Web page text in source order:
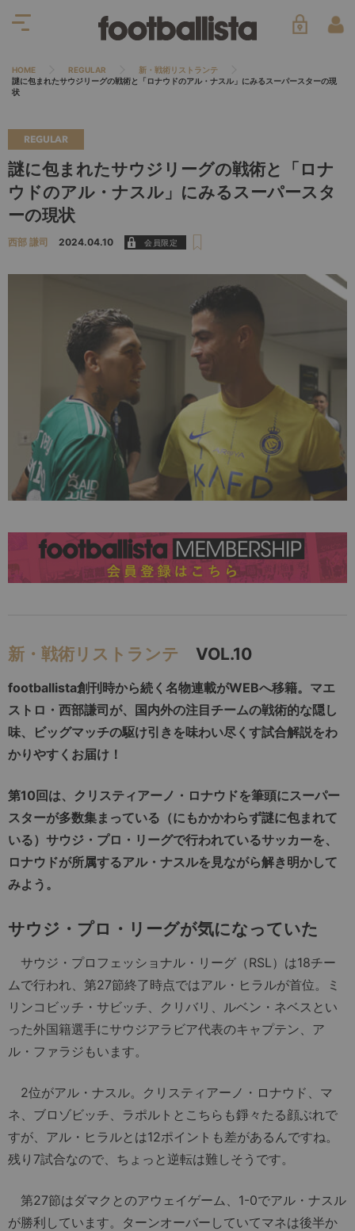
HOME REGULAR
新・戦術リストランテ
謎に包まれたサウジリーグの戦術と「ロナウドのアル・ナスル」にみるスーパースターの現
状
REGULAR
謎に包まれたサウジリーグの戦術と「ロナ
ウドのアル・ナスル」にみるスーパースタ
ーの現状
西部 謙司 2024.04.10
新・戦術リストランテ VOL.10
footballista創刊時から続く名物連載がWEBへ移籍。マエ
ストロ・西部謙司が、国内外の注目チームの戦術的な隠し
味、ビッグマッチの駆け引きを味わい尽くす試合解説をわ
かりやすくお届け！
第10回は、クリスティアーノ・ロナウドを筆頭にスーパー
スターが多数集まっている（にもかかわらず謎に包まれて
いる）サウジ・プロ・リーグで行われているサッカーを、
ロナウドが所属するアル・ナスルを見ながら解き明かして
みよう。
サウジ・プロ・リーグが気になっていた
サウジ・プロフェッショナル・リーグ（RSL）は18チー
ムで行われ、第27節終了時点ではアル・ヒラルが首位。ミ
リンコビッチ・サビッチ、クリバリ、ルベン・ネベスとい
った外国籍選手にサウジアラビア代表のキャプテン、ア
ル・ファラジもいます。
2位がアル・ナスル。クリスティアーノ・ロナウド、マ
ネ、ブロゾビッチ、ラポルトとこちらも錚々たる顔ぶれで
すが、アル・ヒラルとは12ポイントも差があるんですね。
残り7試合なので、ちょっと逆転は難しそうです。
第27節はダマクとのアウェイゲーム、1-0でアル・ナスル
が勝利しています。ターンオーバーしていてマネは後半か